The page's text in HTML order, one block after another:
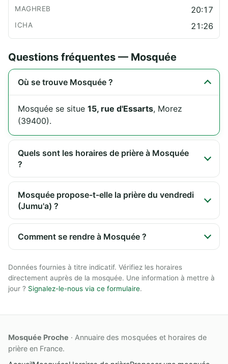
20:17
21:26
Questions fréquentes — Mosquée
Où se trouve Mosquée ?
Mosquée se situe 15, rue d'Essarts, Morez
(39400).
Quels sont les horaires de prière à Mosquée
?
Mosquée propose-t-elle la prière du vendredi
(Jumu'a) ?
Comment se rendre à Mosquée ?
Données fournies à titre indicatif. Vérifiez les horaires
directement auprès de la mosquée. Une information à mettre à
jour ? Signalez-le-nous via ce formulaire.
Mosquée Proche · Annuaire des mosquées et horaires de
prière en France.